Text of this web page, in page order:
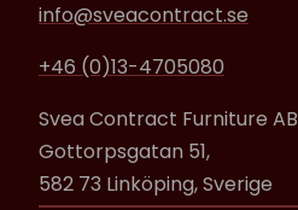
info@sveacontract.se
+46 (0)13-4705080
Svea Contract Furniture AB
Gottorpsgatan 51,
582 73 Linköping, Sverige